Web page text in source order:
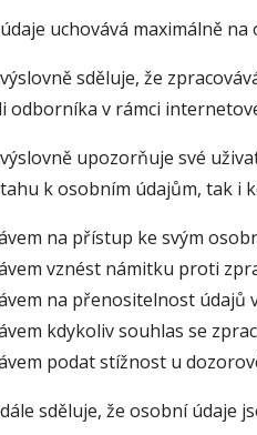
uchovává maximálně
sděluje, že
odborníka v rámci
upozorňuje své
k osobním údajům, tak i
na přístup ke svým
vznést námitku proti
na přenositelnost údajů
kdykoliv souhlas se
podat stížnost u
sděluje, že osobní údaje